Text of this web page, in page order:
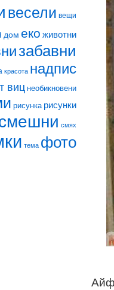
весели вещи
дом еко животни
забавни
красота надпис
виц необикновени
рисунка рисунки
смях
тема фото